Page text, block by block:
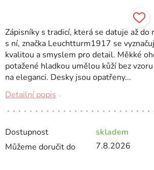
Dostupnost
skladem
Můžeme doručit do
7.8.2026
Zápisníky s tradicí, která se datuje až
s ní, značka Leuchtturm1917 se
kvalitou a smyslem pro detail. Měkké
potažené hladkou umělou kůží bez
na eleganci. Desky jsou opatřeny...
Detailní popis